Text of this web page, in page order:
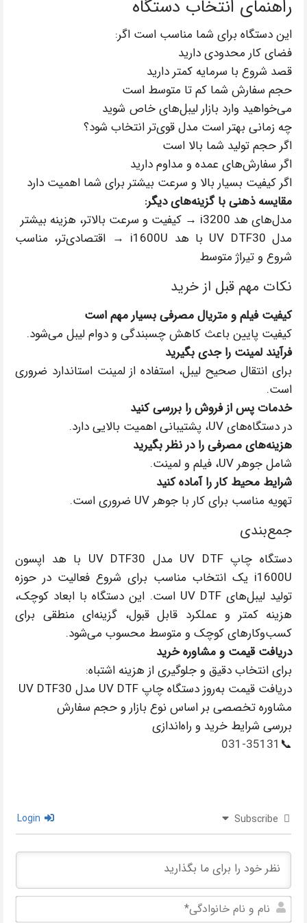
راهنمای انتخاب دستگاه
این دستگاه برای شما مناسب است اگر:
فضای کار محدودی دارید
قصد شروع با سرمایه کمتر دارید
حجم سفارش شما کم تا متوسط است
می‌خواهید وارد بازار لیبل‌های خاص شوید
چه زمانی بهتر است مدل قوی‌تر انتخاب شود؟
اگر حجم تولید شما بالا است
اگر سفارش‌های عمده و مداوم دارید
اگر کیفیت بسیار بالا و سرعت بیشتر برای شما اهمیت دارد
مقایسه ذهنی با گزینه‌های دیگر:
مدل‌های هد i3200 → کیفیت و سرعت بالاتر، هزینه بیشتر
مدل UV DTF30 با هد i1600U → اقتصادی‌تر، مناسب
شروع و تیراژ متوسط
نکات مهم قبل از خرید
کیفیت فیلم و متریال مصرفی بسیار مهم است
کیفیت پایین باعث کاهش چسبندگی و دوام لیبل می‌شود.
فرآیند لمینت را جدی بگیرید
برای انتقال صحیح لیبل، استفاده از لمینت استاندارد ضروری
است.
خدمات پس از فروش را بررسی کنید
در دستگاه‌های UV، پشتیبانی اهمیت بالایی دارد.
هزینه‌های مصرفی را در نظر بگیرید
شامل جوهر UV، فیلم و لمینت.
شرایط محیط کار را آماده کنید
تهویه مناسب برای کار با جوهر UV ضروری است.
جمع‌بندی
دستگاه چاپ UV DTF مدل UV DTF30 با هد اپسون
i1600U یک انتخاب مناسب برای شروع فعالیت در حوزه
تولید لیبل‌های UV DTF است. این دستگاه با ابعاد کوچک،
هزینه کمتر و عملکرد قابل قبول، گزینه‌ای منطقی برای
کسب‌وکارهای کوچک و متوسط محسوب می‌شود.
دریافت قیمت و مشاوره خرید
برای انتخاب دقیق و جلوگیری از هزینه اشتباه:
دریافت قیمت به‌روز دستگاه چاپ UV DTF مدل UV DTF30
مشاوره تخصصی بر اساس نوع بازار و حجم سفارش
بررسی شرایط خرید و راه‌اندازی
📞
031-35131
Subscribe